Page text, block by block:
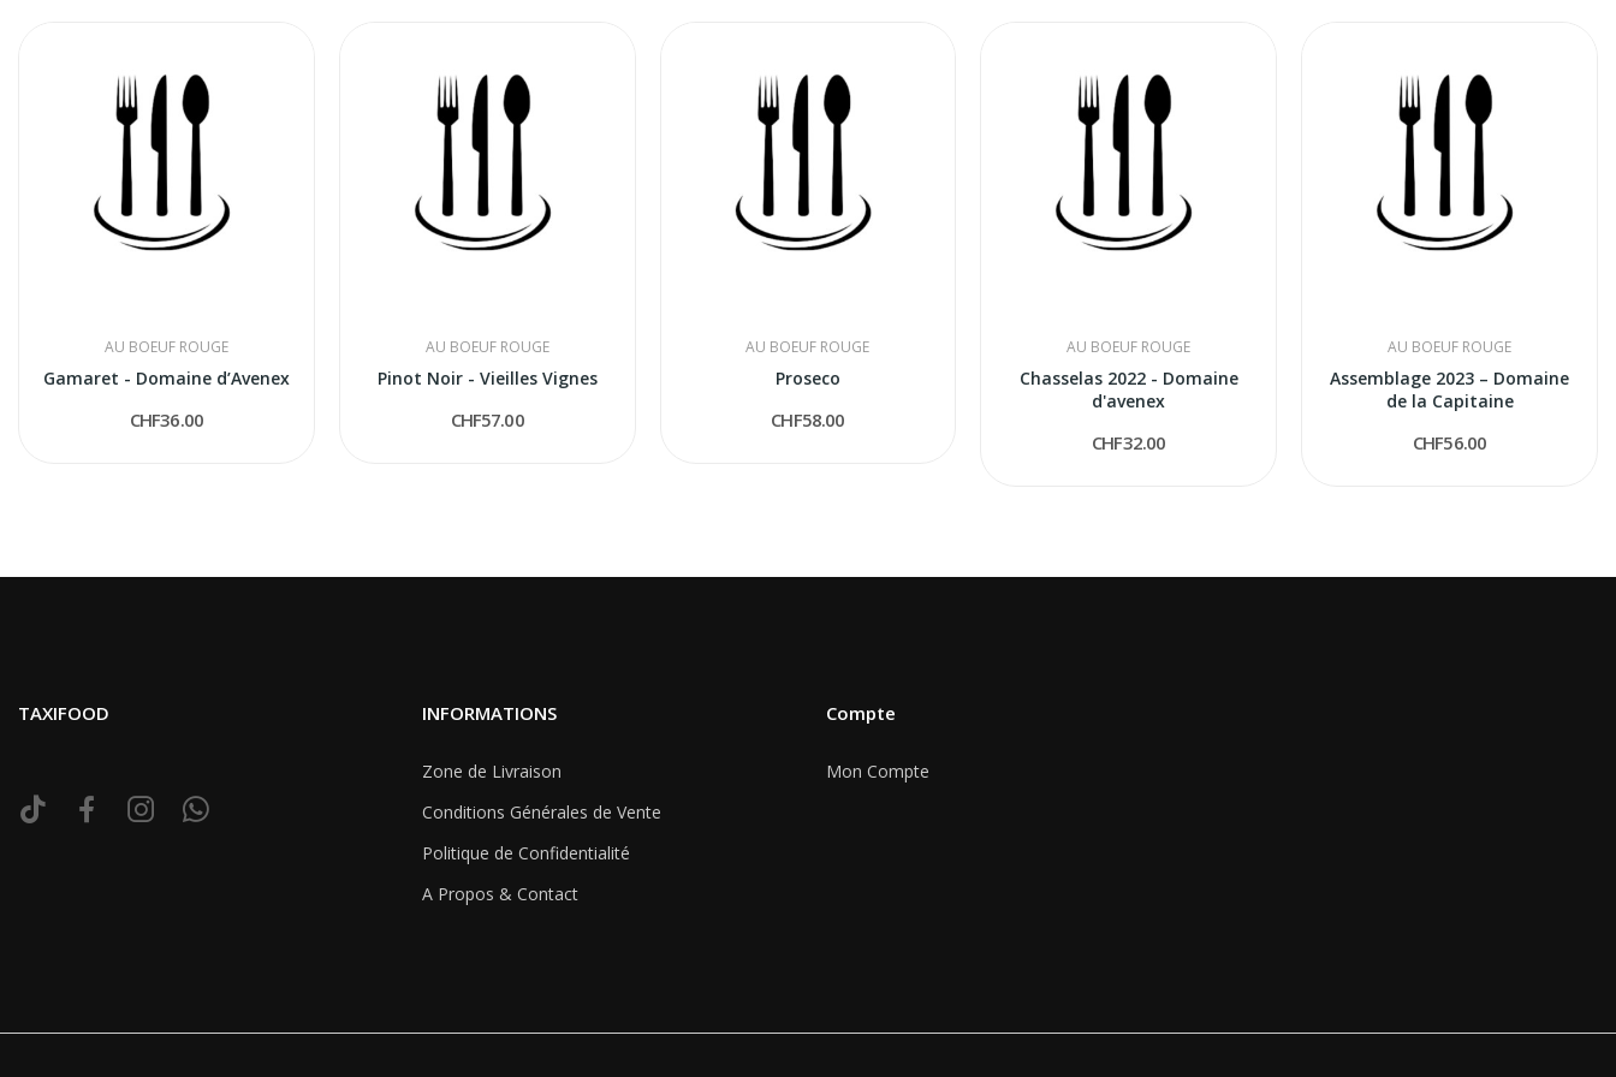
AU BOEUF ROUGE
Gamaret - Domaine d’Avenex
CHF36.00
AU BOEUF ROUGE
Pinot Noir - Vieilles Vignes
CHF57.00
AU BOEUF ROUGE
Proseco
CHF58.00
AU BOEUF ROUGE
Chasselas 2022 - Domaine
d'avenex
CHF32.00
AU BOEUF ROUGE
Assemblage 2023 – Domaine
de la Capitaine
CHF56.00
TAXIFOOD INFORMATIONS
Zone de Livraison
Conditions Générales de Vente
Politique de Confidentialité
A Propos & Contact
Compte
Mon Compte